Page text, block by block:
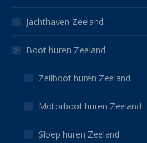
Jachthaven Zeeland
Boot huren Zeeland
Zeilboot huren Zeeland
Motorboot huren Zeeland
Sloep huren Zeeland